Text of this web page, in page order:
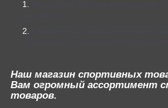
Наш магазин спортивных
Вам огромный ассортимент
товаров.